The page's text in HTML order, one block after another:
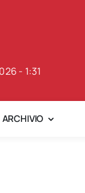
- 1:31
ARCHIVIO